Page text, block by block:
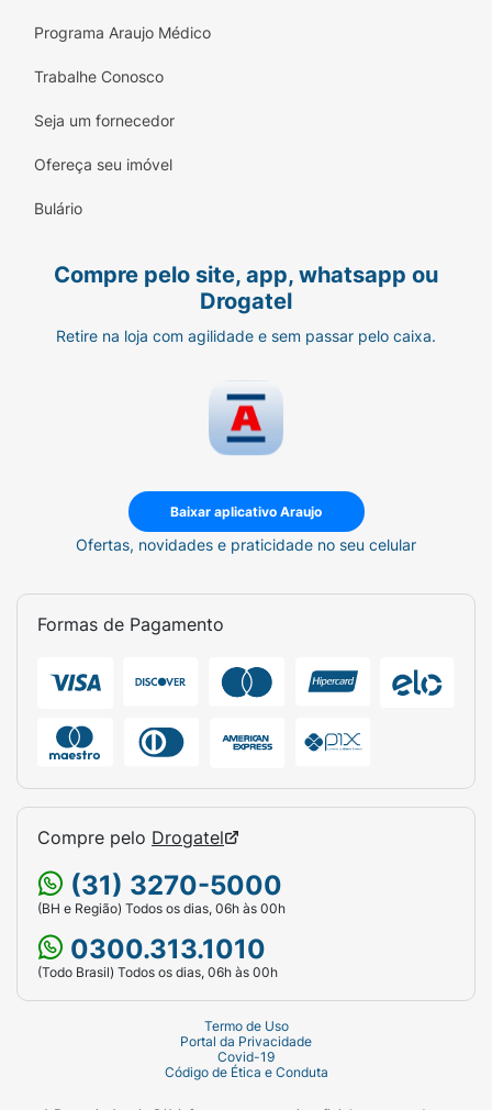
Programa Araujo Médico
Trabalhe Conosco
Seja um fornecedor
Ofereça seu imóvel
Bulário
Compre pelo site, app, whatsapp ou
Drogatel
Retire na loja com agilidade e sem passar pelo caixa.
Baixar aplicativo Araujo
Ofertas, novidades e praticidade no seu celular
Formas de Pagamento
Compre pelo Drogatel
(31) 3270-5000
(BH e Região) Todos os dias, 06h às 00h
0300.313.1010
(Todo Brasil) Todos os dias, 06h às 00h
Termo de Uso
Portal da Privacidade
Covid-19
Código de Ética e Conduta